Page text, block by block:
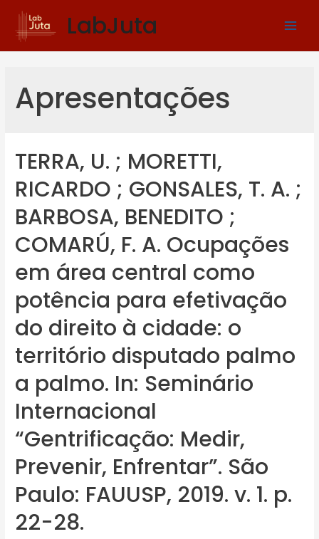
LabJuta
Apresentações
TERRA, U. ; MORETTI,
RICARDO ; GONSALES, T. A. ;
BARBOSA, BENEDITO ;
COMARÚ, F. A. Ocupações
em área central como
potência para efetivação
do direito à cidade: o
território disputado palmo
a palmo. In: Seminário
Internacional
“Gentrificação: Medir,
Prevenir, Enfrentar”. São
Paulo: FAUUSP, 2019. v. 1. p.
22-28.